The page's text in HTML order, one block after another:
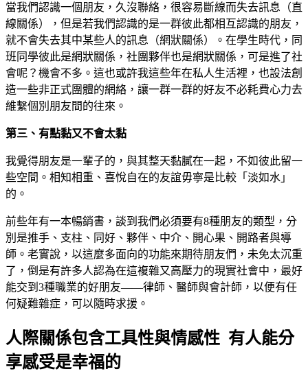
當我們認識一個朋友，久沒聯絡，很容易斷線而失去訊息（直
線關係），但是若我們認識的是一群彼此都相互認識的朋友，
就不會失去其中某些人的訊息（網狀關係）。在學生時代，同
班同學彼此是網狀關係，社團夥伴也是網狀關係，可是進了社
會呢？機會不多。這也或許我這些年在私人生活裡，也設法創
造一些非正式團體的網絡，讓一群一群的好友不必耗費心力去
維繫個別朋友間的往來。
第三、有點黏又不會太黏
我覺得朋友是一輩子的，與其整天黏膩在一起，不如彼此留一
些空間。相知相重、喜悅自在的友誼毋寧是比較「淡如水」
的。
前些年有一本暢銷書，談到我們必須要有8種朋友的類型，分
別是推手、支柱、同好、夥伴、中介、開心果、開路者與導
師。老實說，以這麼多面向的功能來期待朋友們，未免太沉重
了，倒是有許多人認為在這複雜又高壓力的現實社會中，最好
能交到3種職業的好朋友——律師、醫師與會計師，以便有任
何疑難雜症，可以隨時求援。
人際關係包含工具性與情感性 有人能分
享感受是幸福的